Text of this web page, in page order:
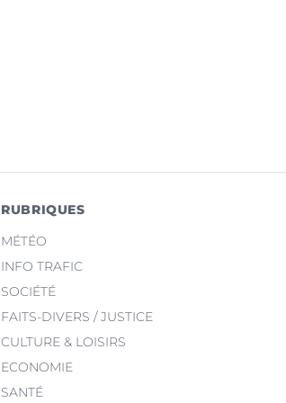
RUBRIQUES
MÉTÉO
INFO TRAFIC
SOCIÉTÉ
FAITS-DIVERS / JUSTICE
CULTURE & LOISIRS
ECONOMIE
SANTÉ